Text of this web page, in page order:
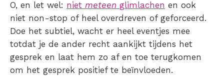
O, en let wel: niet meteen glimlachen en ook
niet non-stop of heel overdreven of geforceerd.
Doe het subtiel, wacht er heel eventjes mee
totdat je de ander recht aankijkt tijdens het
gesprek en laat hem zo af en toe terugkomen
om het gesprek positief te beïnvloeden.